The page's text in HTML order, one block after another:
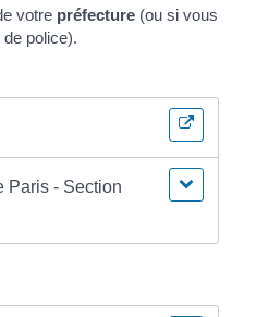
votre préfecture(ou si vous
police).
Paris - Section